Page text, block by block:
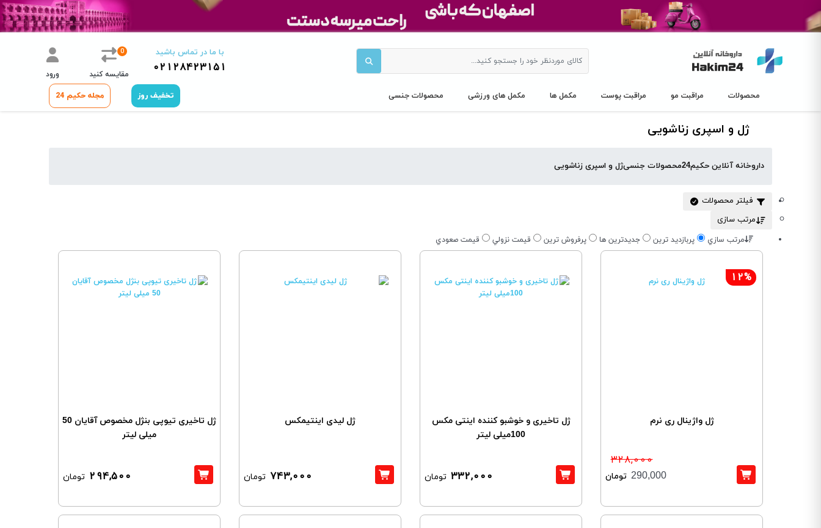
با ما در تماس باشید
02128423151
0
مقایسه کنید ورود
محصولات مراقبت مو مراقبت پوست مکمل ها مکمل های ورزشی محصولات جنسی تخفیف روز مجله حکیم 24
ژل و اسپری زناشویی
داروخانه آنلاین حکیم24 محصولات جنسیژل و اسپری زناشویی
فیلتر محصولات
مرتب سازی
مرتب سازي
پربازديد ترين جديدترين ها پرفروش ترين قيمت نزولي قيمت صعودي
12%
ژل واژینال ری نرم
328,000
290,000 تومان
ژل تاخیری و خوشبو کننده اینتی مکس
100میلی لیتر
332,000 تومان
ژل لیدی اینتیمکس
743,000 تومان
ژل تاخیری تیوپی بنژل مخصوص آقایان 50
میلی لیتر
294,500 تومان